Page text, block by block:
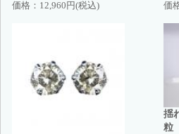
価格： 12,960円(税込) 価
揺
粒